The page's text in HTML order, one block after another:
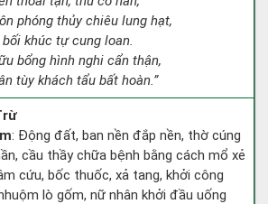
phóng thủy chiêu lung hạt,
bối khúc tự cung loan.
bổng hình nghi cẩn thận,
tùy khách tẩu bất hoàn.”
: Động đất, ban nền đắp nền, thờ cúng
cầu thầy chữa bệnh bằng cách mổ xẻ
cứu, bốc thuốc, xả tang, khởi công
lò gốm, nữ nhân khởi đầu uống